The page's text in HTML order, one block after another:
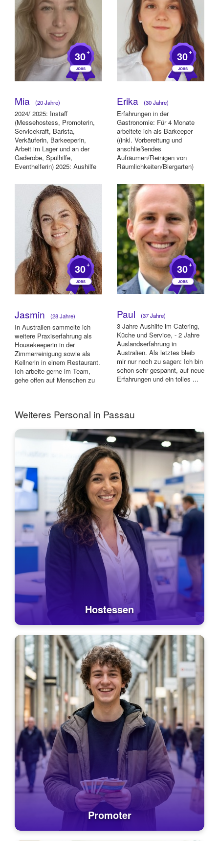
30+
Mia (20 Jahre)
2024/ 2025: Instaff
(Messehostess, Promoterin,
Servicekraft, Barista,
Verkäuferin, Barkeeperin,
Arbeit im Lager und an der
Gaderobe, Spülhilfe,
Eventhelferin) 2025: Aushilfe
30+
Erika (30 Jahre)
Erfahrungen in der
Gastronomie: Für 4 Monate
arbeitete ich als Barkeeper
((inkl. Vorbereitung und
anschließendes
Aufräumen/Reinigen von
Räumlichkeiten/Biergarten)
Ser...
30+
Jasmin (28 Jahre)
In Australien sammelte ich
weitere Praxiserfahrung als
Housekeeperin in der
Zimmerreinigung sowie als
Kellnerin in einem Restaurant.
Ich arbeite gerne im Team,
gehe offen auf Menschen zu
30+
Paul (37 Jahre)
3 Jahre Aushilfe im Catering,
Küche und Service, - 2 Jahre
Auslandserfahrung in
Australien. Als letztes bleib
mir nur noch zu sagen: Ich bin
schon sehr gespannt, auf neue
Erfahrungen und ein tolles ...
Weiteres Personal in Passau
Hostessen
Promoter